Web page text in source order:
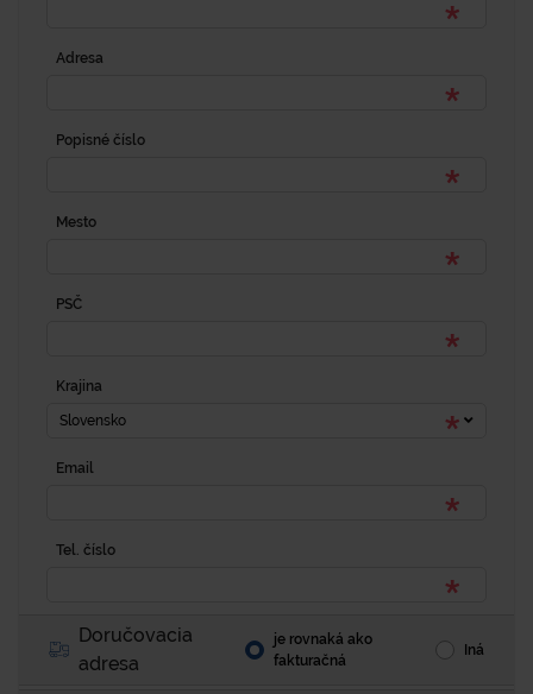
Adresa
Popisné číslo
Mesto
PSČ
Krajina
Slovensko
Email
Tel. číslo
Doručovacia
adresa
je rovnaká ako
fakturačná
Iná